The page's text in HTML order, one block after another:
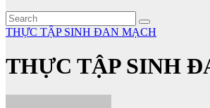
THỰC TẬP SINH ĐAN MẠCH
THỰC TẬP SINH